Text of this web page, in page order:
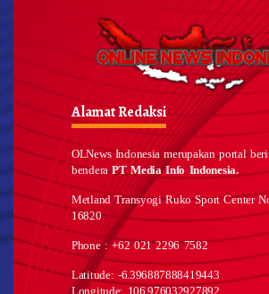
Alamat Redaksi
OLNews Indonesia merupakan portal
benderaPT Media Info Indonesia.
Metland Transyogi Ruko Sport Center
16820
Phone : +62 021 2296 7582
Latitude: -6.396887888419443
Longitude: 106.976032927892